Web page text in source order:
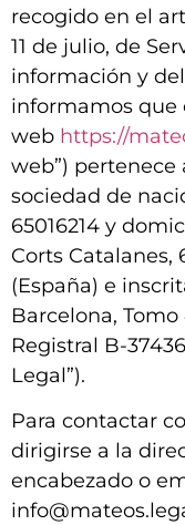
recogido en el
11 de julio, de
información y
informamos que
web https://
web”) pertenece
sociedad de
65016214 y
Corts Catalanes,
(España) e
Barcelona, Tomo
Registral B-
Legal”).
Para contactar
dirigirse a la
encabezado o